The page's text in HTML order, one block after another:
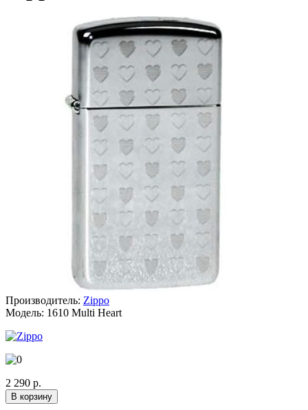
Производитель: Zippo
Модель: 1610 Multi Heart
2 290 р.